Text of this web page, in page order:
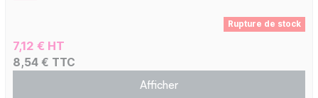
Rupture de stock
7,12 € HT
8,54 € TTC
Afficher